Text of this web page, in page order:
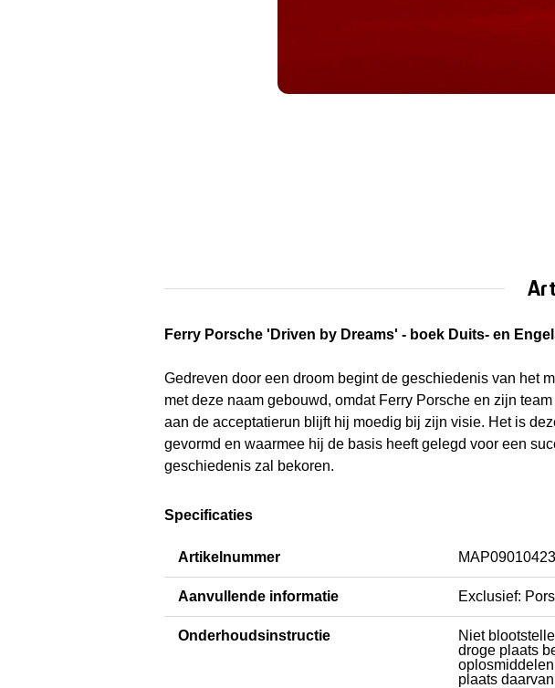
Ferry Porsche 'Driven by Dreams' - boek Duits- en
Gedreven door een droom begint de geschiedenis van het
met deze naam gebouwd, omdat Ferry Porsche en zijn
aan de acceptatierun blijft hij moedig bij zijn visie. Het is
gevormd en waarmee hij de basis heeft gelegd voor een
geschiedenis zal bekoren.
Specificaties
Artikelnummer MAP09010423
Aanvullende informatie Exclusief:
Onderhoudsinstructie
Niet
droge plaats
plaats